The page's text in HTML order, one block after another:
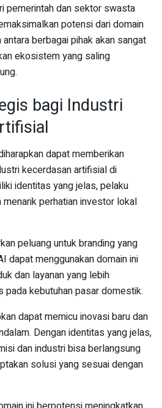
pemerintah dan sektor swasta
potensi dari domain
berbagai pihak akan sangat
ekosistem yang saling
bagi Industri
dapat memberikan
kecerdasan artifisial di
identitas yang jelas, pelaku
perhatian investor lokal
peluang untuk branding yang
dapat menggunakan domain ini
dan layanan yang lebih
kebutuhan pasar domestik.
dapat memicu inovasi baru dan
Dengan identitas yang jelas,
dan industri bisa berlangsung
solusi yang sesuai dengan